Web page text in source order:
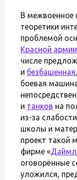
В межвоенное
теоретики
проблемой
Красной армии
числе
и безбашенная
боевая
и танков на
из-за
школы и
проект такой
фирме «
оговорённые
уложился,